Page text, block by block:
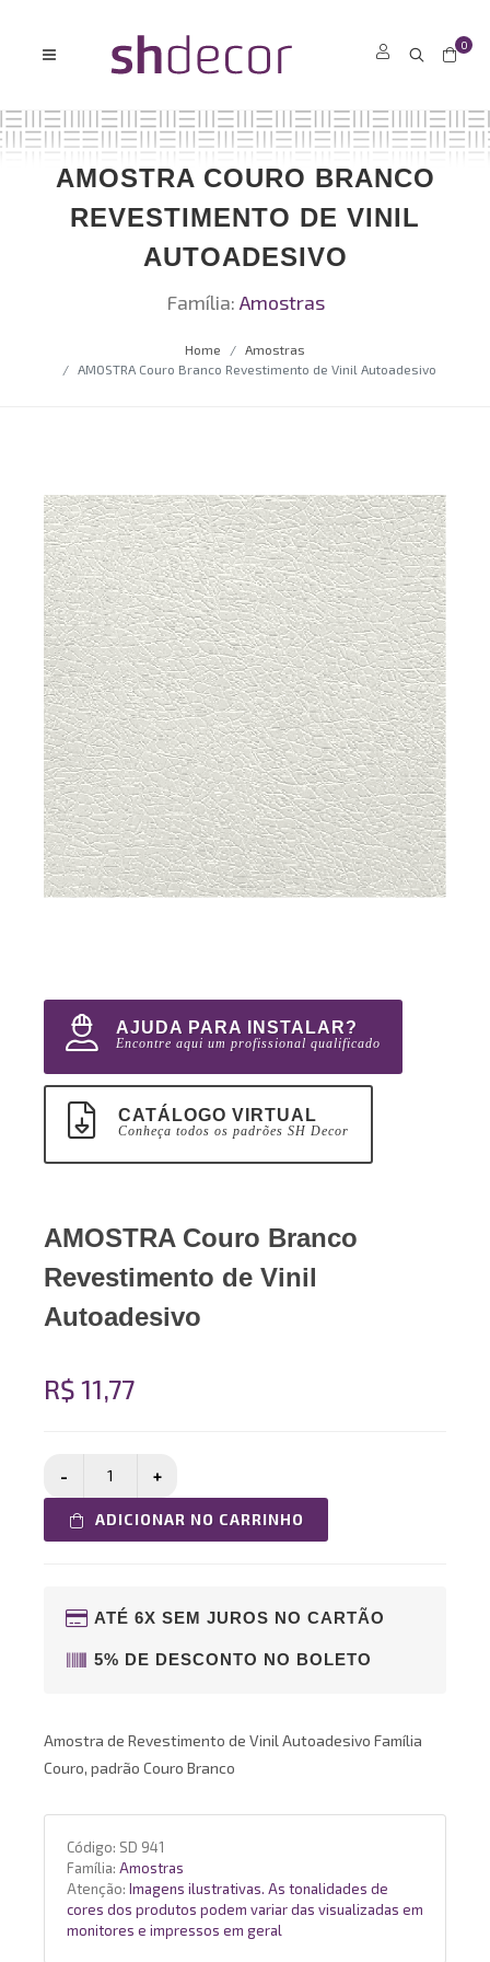
0
AMOSTRA COURO BRANCO
REVESTIMENTO DE VINIL
AUTOADESIVO
Família: Amostras
Home
Amostras
AMOSTRA Couro Branco Revestimento de Vinil Autoadesivo
AJUDA PARA INSTALAR?
Encontre aqui um profissional qualificado
CATÁLOGO VIRTUAL
Conheça todos os padrões SH Decor
AMOSTRA Couro Branco
Revestimento de Vinil
Autoadesivo
R$ 11,77
ADICIONAR NO CARRINHO
ATÉ 6X SEM JUROS NO CARTÃO
5% DE DESCONTO NO BOLETO
Amostra de Revestimento de Vinil Autoadesivo Família
Couro, padrão Couro Branco
Código: SD 941
Família: Amostras
Atenção: Imagens ilustrativas. As tonalidades de
cores dos produtos podem variar das visualizadas em
monitores e impressos em geral